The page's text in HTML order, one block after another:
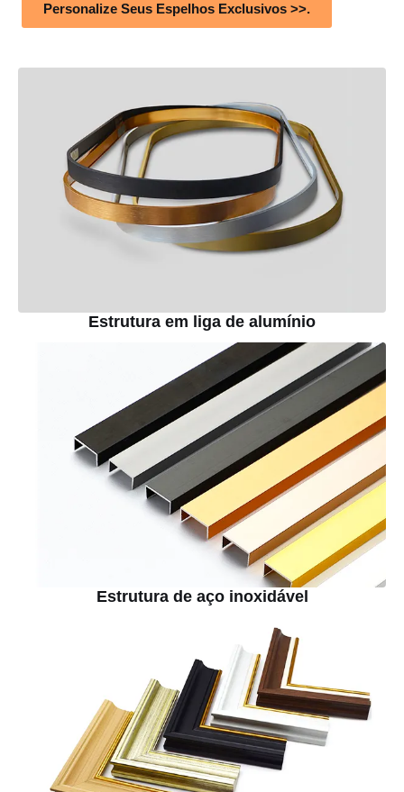
Personalize Seus Espelhos Exclusivos >>.
Estrutura em liga de alumínio
Estrutura de aço inoxidável